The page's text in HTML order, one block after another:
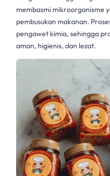
membasmi mikroorganisme
pembusukan makanan.
pengawet kimia, sehingga
aman, higienis, dan lezat.